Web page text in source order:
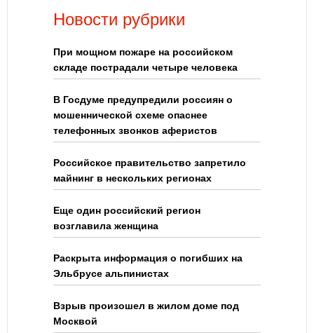
Новости рубрики
При мощном пожаре на российском
складе пострадали четыре человека
В Госдуме предупредили россиян о
мошеннической схеме опаснее
телефонных звонков аферистов
Российское правительство запретило
майнинг в нескольких регионах
Еще один российский регион
возглавила женщина
Раскрыта информация о погибших на
Эльбрусе альпинистах
Взрыв произошел в жилом доме под
Москвой